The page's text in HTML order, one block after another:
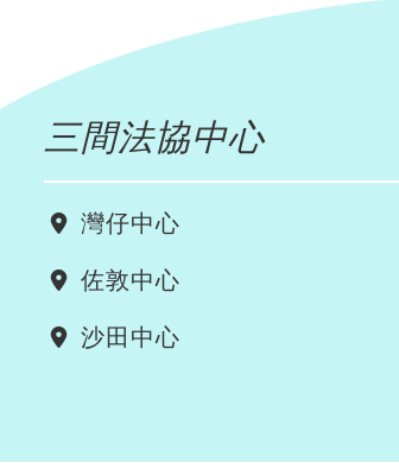
三間法協中心
灣仔中心
佐敦中心
沙田中心